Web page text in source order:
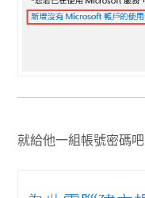
就給他一組帳號密碼吧